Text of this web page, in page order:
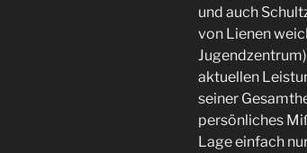
und auch
von Lienen
aktuellen
seiner
persönliches
Lage einfach